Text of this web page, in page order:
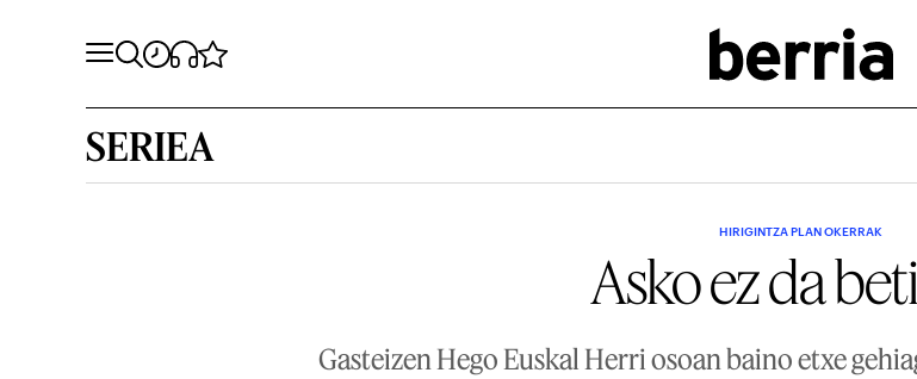
SERIEA
HIRIGINTZA PLAN OKERRAK
Asko ez da
Gasteizen Hego Euskal Herri osoan baino etxe